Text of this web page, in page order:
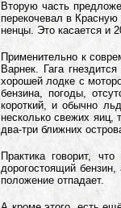
Вторую часть
перекочевал в
ненцы. Это касается и
Применительно к
Варнек. Гага
хорошей лодке с
бензина, погоды,
короткий, и обычно
несколько свежих яиц,
два-три ближних
Практика говорит,
дорогостоящий
положение отпадает.